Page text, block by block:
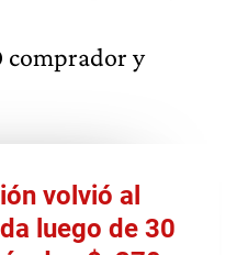
comprador y
volvió al
luego de 30